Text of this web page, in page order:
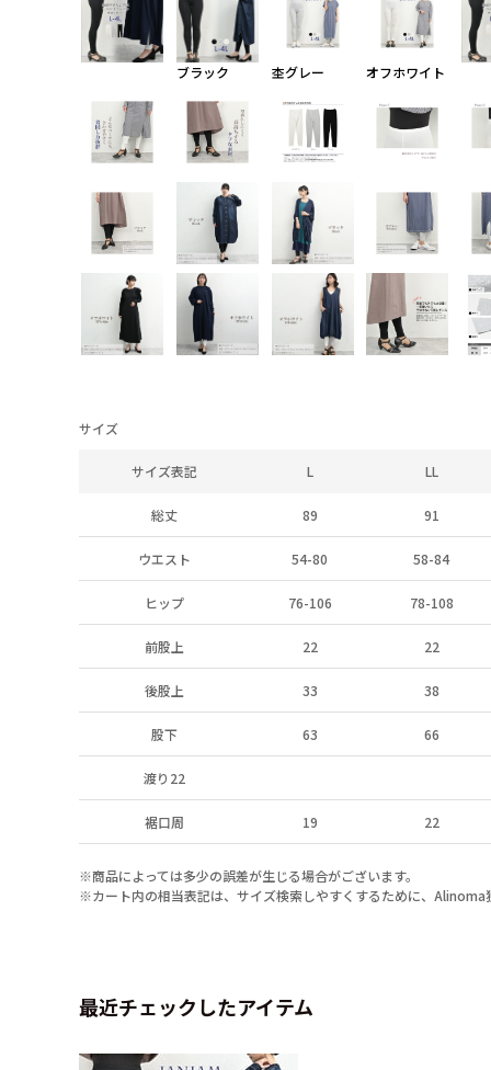
ブラック 杢グレー オフホワイト
サイズ
サイズ表記 L LL
総丈 89 91
ウエスト 54-80 58-84
ヒップ 76-106 78-108
前股上 22 22
後股上 33 38
股下 63 66
渡り22
裾口周 19 22
※商品によっては多少の誤差が生じる場合がございます。
※カート内の相当表記は、サイズ検索しやすくするために、Alinoma
最近チェックしたアイテム